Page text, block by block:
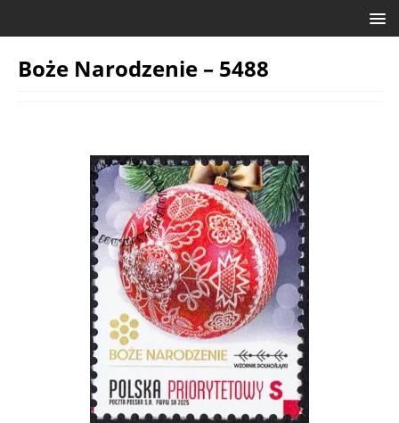
Boże Narodzenie – 5488